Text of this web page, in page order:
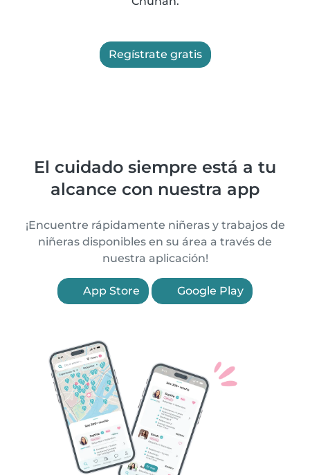
Regístrate gratis
El cuidado siempre está a tu
alcance con nuestra app
¡Encuentre rápidamente niñeras y trabajos de
niñeras disponibles en su área a través de
nuestra aplicación!
App Store Google Play